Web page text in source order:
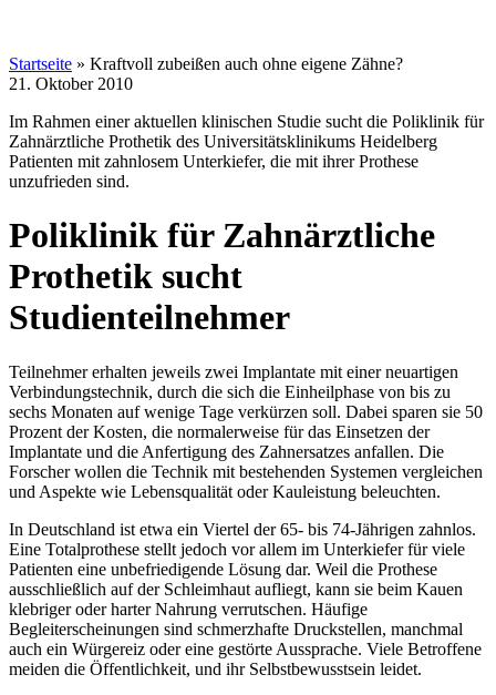
Startseite » Kraftvoll zubeißen auch ohne eigene Zähne?
21. Oktober 2010
Im Rahmen einer aktuellen klinischen Studie sucht die Poliklinik für
Zahnärztliche Prothetik des Universitätsklinikums Heidelberg
Patienten mit zahnlosem Unterkiefer, die mit ihrer Prothese
unzufrieden sind.
Poliklinik für Zahnärztliche
Prothetik sucht
Studienteilnehmer
Teilnehmer erhalten jeweils zwei Implantate mit einer neuartigen
Verbindungstechnik, durch die sich die Einheilphase von bis zu
sechs Monaten auf wenige Tage verkürzen soll. Dabei sparen sie 50
Prozent der Kosten, die normalerweise für das Einsetzen der
Implantate und die Anfertigung des Zahnersatzes anfallen. Die
Forscher wollen die Technik mit bestehenden Systemen vergleichen
und Aspekte wie Lebensqualität oder Kauleistung beleuchten.
In Deutschland ist etwa ein Viertel der 65- bis 74-Jährigen zahnlos.
Eine Totalprothese stellt jedoch vor allem im Unterkiefer für viele
Patienten eine unbefriedigende Lösung dar. Weil die Prothese
ausschließlich auf der Schleimhaut aufliegt, kann sie beim Kauen
klebriger oder harter Nahrung verrutschen. Häufige
Begleiterscheinungen sind schmerzhafte Druckstellen, manchmal
auch ein Würgereiz oder eine gestörte Aussprache. Viele Betroffene
meiden die Öffentlichkeit, und ihr Selbstbewusstsein leidet.